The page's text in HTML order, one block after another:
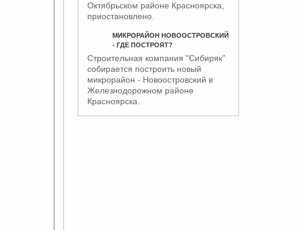
Октябрьском районе Красноярска,
приостановлено.
МИКРОРАЙОН НОВООСТРОВСКИЙ
- ГДЕ ПОСТРОЯТ?
Строительная компания "Сибиряк"
собирается построить новый
микрорайон - Новоостровский в
Железнодорожном районе
Красноярска